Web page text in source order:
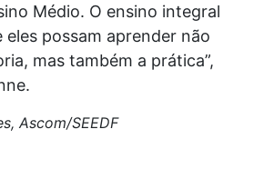
Médio. O ensino integral
eles possam aprender não
mas também a prática”,
Ascom/SEEDF